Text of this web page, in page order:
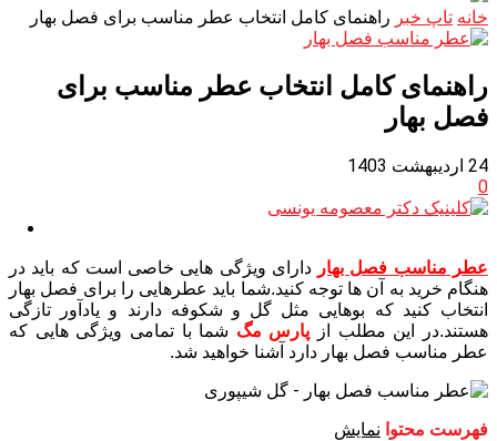
خانه تاپ خبر راهنمای کامل انتخاب عطر مناسب برای فصل بهار
راهنمای کامل انتخاب عطر مناسب برای
فصل بهار
24 اردیبهشت 1403
0
عطر مناسب فصل بهار دارای ویژگی هایی خاصی است که باید در
هنگام خرید به آن ها توجه کنید.شما باید عطرهایی را برای فصل بهار
انتخاب کنید که بوهایی مثل گل و شکوفه دارند و یادآور تازگی
هستند.در این مطلب از پارس مگ شما با تمامی ویژگی هایی که
عطر مناسب فصل بهار دارد آشنا خواهید شد.
فهرست محتوا نمایش